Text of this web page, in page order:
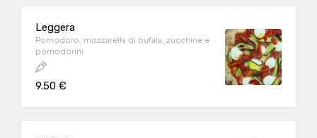
Leggera
Pomodoro, mozzarella di bufala, zucchine e
pomodorini
9.50 €